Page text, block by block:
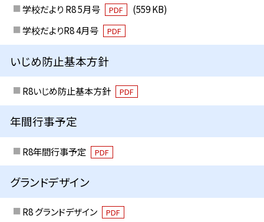
学校だより R8 5月号
PDF
(559 KB)
学校だよりR8 4月号
PDF
いじめ防止基本方針
R8いじめ防止基本方針 PDF
年間行事予定
R8年間行事予定 PDF
グランドデザイン
R8 グランドデザイン PDF